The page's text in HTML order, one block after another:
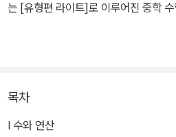
는 [유형편 라이트]로 이루어진 중학 수
목차
Ⅰ 수와 연산